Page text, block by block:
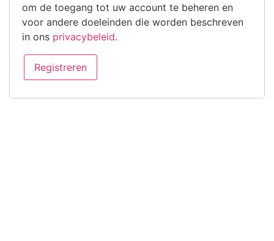
om de toegang tot uw account te beheren en
voor andere doeleinden die worden beschreven
in ons privacybeleid.
Registreren